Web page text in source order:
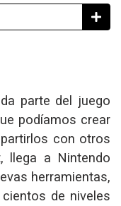
parte del juego
podíamos crear
con otros
llega a Nintendo
herramientas,
de niveles